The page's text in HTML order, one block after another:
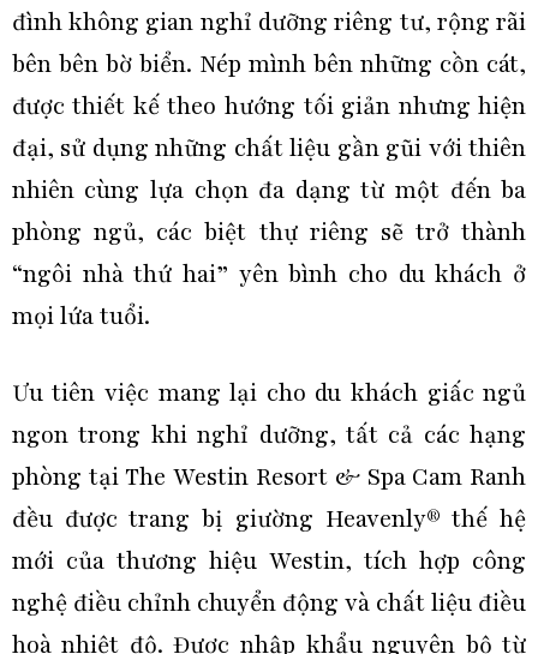
đình không gian nghỉ dưỡng riêng tư, rộng rãi
bên bên bờ biển. Nép mình bên những cồn cát,
được thiết kế theo hướng tối giản nhưng hiện
đại, sử dụng những chất liệu gần gũi với thiên
nhiên cùng lựa chọn đa dạng từ một đến ba
phòng ngủ, các biệt thự riêng sẽ trở thành
“ngôi nhà thứ hai” yên bình cho du khách ở
mọi lứa tuổi.
Ưu tiên việc mang lại cho du khách giấc ngủ
ngon trong khi nghỉ dưỡng, tất cả các hạng
phòng tại The Westin Resort & Spa Cam Ranh
đều được trang bị giường Heavenly® thế hệ
mới của thương hiệu Westin, tích hợp công
nghệ điều chỉnh chuyển động và chất liệu điều
hoà nhiệt độ. Được nhập khẩu nguyên bộ từ